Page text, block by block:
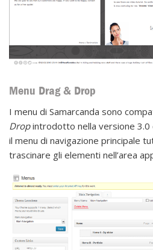
Menu Drag & Drop
I menu di Samarcanda sono
Dropintrodotto nella versione 3.0
il menu di navigazione principale
trascinare gli elementi nell’area